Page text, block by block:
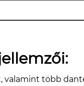
valamint több